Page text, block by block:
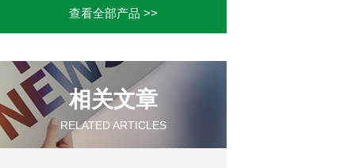
查看全部产品 >>
相关文章
RELATED ARTICLES